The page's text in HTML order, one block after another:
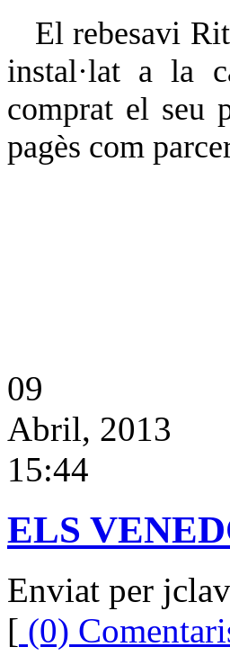
El rebesavi
instal·lat a la
comprat el seu
pagès com
09
Abril, 2013
15:44
ELS
Enviat per
[ (0)